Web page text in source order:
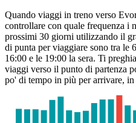
Quando viaggi in treno verso
controllare con quale frequenza i
prossimi 30 giorni utilizzando il
di punta per viaggiare sono tra le
16:00 e le 19:00 la sera. Ti
viaggi verso il punto di partenza
po' di tempo in più per arrivare,